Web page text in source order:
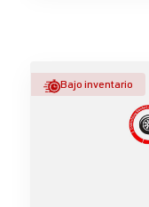
Bajo inventario